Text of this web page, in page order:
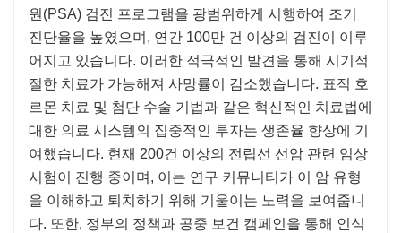
원(PSA) 검진 프로그램을 광범위하게 시행하여 조기
진단율을 높였으며, 연간 100만 건 이상의 검진이 이루
어지고 있습니다. 이러한 적극적인 발견을 통해 시기적
절한 치료가 가능해져 사망률이 감소했습니다. 표적 호
르몬 치료 및 첨단 수술 기법과 같은 혁신적인 치료법에
대한 의료 시스템의 집중적인 투자는 생존율 향상에 기
여했습니다. 현재 200건 이상의 전립선 선암 관련 임상
시험이 진행 중이며, 이는 연구 커뮤니티가 이 암 유형
을 이해하고 퇴치하기 위해 기울이는 노력을 보여줍니
다. 또한, 정부의 정책과 공중 보건 캠페인을 통해 인식